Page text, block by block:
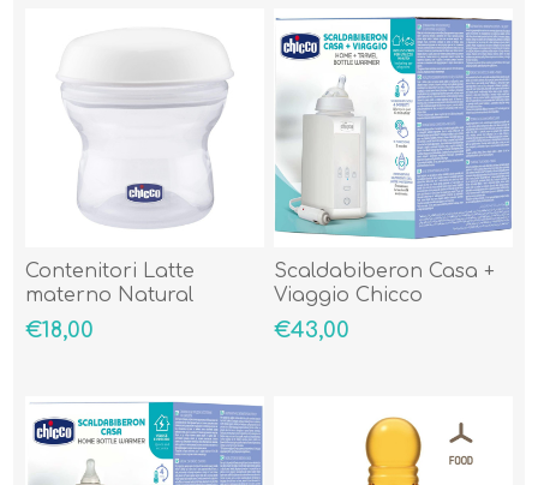
Contenitori Latte
materno Natural
Feeling
€18,00
Scaldabiberon Casa +
Viaggio Chicco
€43,00